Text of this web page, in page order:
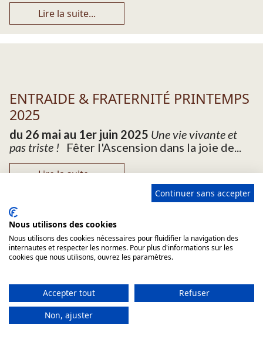
Continuer sans accepter
Nous utilisons des cookies
Nous utilisons des cookies nécessaires pour fluidifier la navigation des
internautes et respecter les normes. Pour plus d'informations sur les
cookies que nous utilisons, ouvrez les paramètres.
Accepter tout
Refuser
Non, ajuster
Lire la suite...
ENTRAIDE & FRATERNITÉ PRINTEMPS
2025
du 26 mai au 1er juin 2025 Une vie vivante et
pas triste ! Fêter l'Ascension dans la joie de...
Lire la suite...
SAMEDI 24 MAI 2025 : SOLENNITÉ DE
Solennité de notre dame de Bon secours 23
mai 4 h 30 : Vigiles7 h 15 : Laudes et messe du
vendredi de la 5° semaine de Pâques12 h 15 :